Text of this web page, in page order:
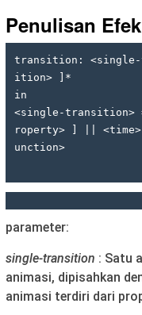
Penulisan
transition:
ition> ]*
in
<single-
roperty> ] ||
unction>
parameter:
single-transition : Satu
animasi, dipisahkan
animasi terdiri dari